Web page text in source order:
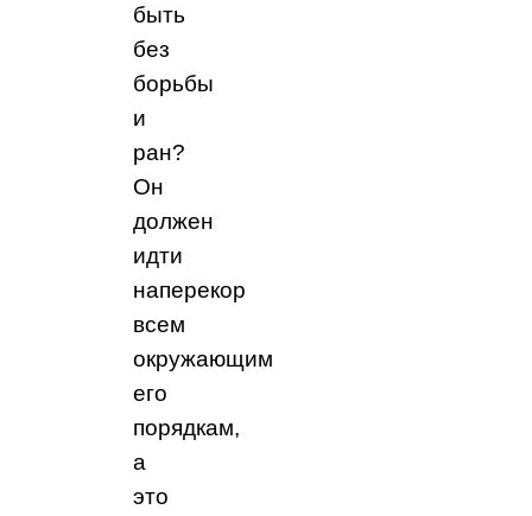
быть
без
борьбы
и
ран?
Он
должен
идти
наперекор
всем
окружающим
его
порядкам,
а
это